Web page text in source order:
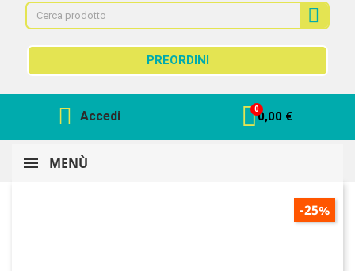
PREORDINI
Accedi 0,00 €
MENÙ
-25%